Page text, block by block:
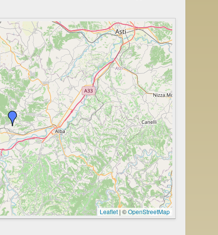
Leaflet | ©OpenStreetMap